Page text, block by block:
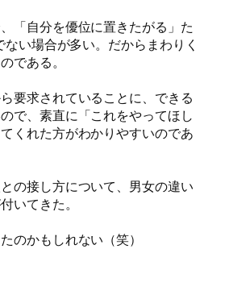
「自分を優位に置きたがる」た
ない場合が多い。だからまわりく
である。
要求されていることに、できる
で、素直に「これをやってほし
くれた方がわかりやすいのであ
の接し方について、男女の違い
いてきた。
のかもしれない（笑）